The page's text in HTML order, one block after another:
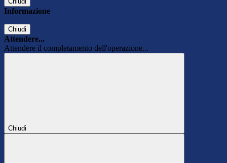
Informazione
Chiudi
Attendere...
Attendere il completamento dell'operazione...
Chiudi